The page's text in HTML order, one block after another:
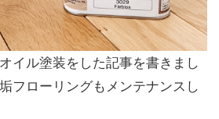
イル塗装をした記事を書きまし
フローリングもメンテナンスし